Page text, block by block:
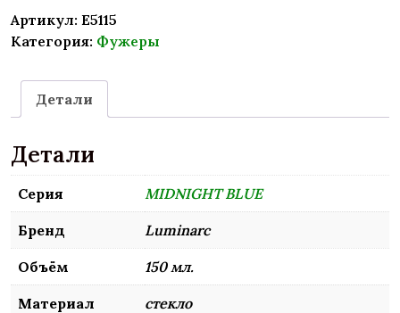
Артикул: E5115
Категория: Фужеры
Детали
Детали
Серия MIDNIGHT BLUE
Бренд Luminarc
Объём 150 мл.
Материал стекло